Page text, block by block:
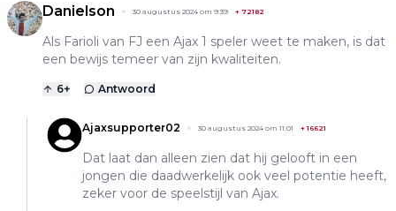
Danielson 30 augustus 2024 om 9:39 + 72182
Als Farioli van FJ een Ajax 1 speler weet te maken, is dat
een bewijs temeer van zijn kwaliteiten.
6+ Antwoord
Ajaxsupporter02 30 augustus 2024 om 11:01 +16621
Dat laat dan alleen zien dat hij gelooft in een
jongen die daadwerkelijk ook veel potentie heeft,
zeker voor de speelstijl van Ajax.